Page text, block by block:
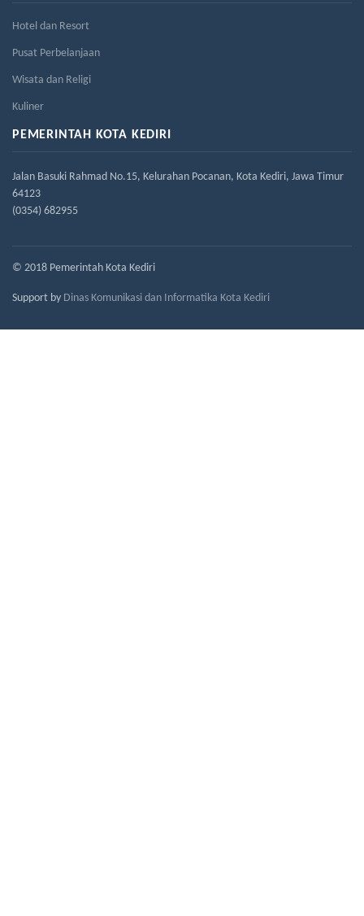
Hotel dan Resort
Pusat Perbelanjaan
Wisata dan Religi
Kuliner
PEMERINTAH KOTA KEDIRI
Jalan Basuki Rahmad No.15, Kelurahan Pocanan, Kota Kediri, Jawa Timur
64123
(0354) 682955
© 2018 Pemerintah Kota Kediri
Support by Dinas Komunikasi dan Informatika Kota Kediri